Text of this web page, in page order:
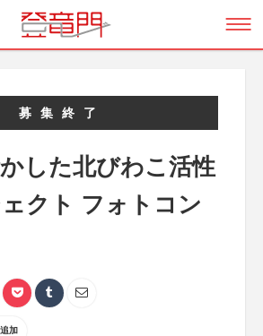
募集終了
した北びわこ活性
クト フォトコン
加